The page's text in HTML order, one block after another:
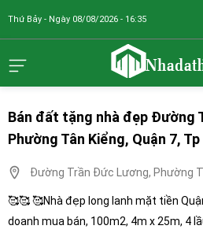
Thứ Bảy - Ngày 08/08/2026 - 16:35
Bán đất tặng nhà đẹp Đường
Phường Tân Kiểng, Quận 7,
Đường Trần Đức Lương, Phường
Minh
🥰🥰 🥰Nhà đẹp long lanh mặt tiền
doanh mua bán, 100m2, 4m x 25m, 4